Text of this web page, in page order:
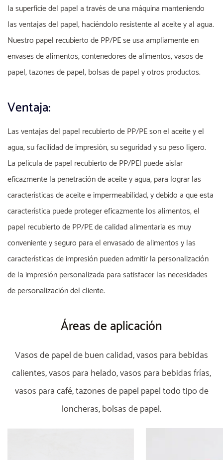
la superficie del papel a través de una máquina manteniendo
las ventajas del papel, haciéndolo resistente al aceite y al agua.
Nuestro papel recubierto de PP/PE se usa ampliamente en
envases de alimentos, contenedores de alimentos, vasos de
papel, tazones de papel, bolsas de papel y otros productos.
Ventaja:
Las ventajas del papel recubierto de PP/PE son el aceite y el
agua, su facilidad de impresión, su seguridad y su peso ligero.
La película de papel recubierto de PP/PEl puede aislar
eficazmente la penetración de aceite y agua, para lograr las
características de aceite e impermeabilidad, y debido a que esta
característica puede proteger eficazmente los alimentos, el
papel recubierto de PP/PE de calidad alimentaria es muy
conveniente y seguro para el envasado de alimentos y las
características de impresión pueden admitir la personalización
de la impresión personalizada para satisfacer las necesidades
de personalización del cliente.
Áreas de aplicación
Vasos de papel de buen calidad, vasos para bebidas
calientes, vasos para helado, vasos para bebidas frías,
vasos para café, tazones de papel papel todo tipo de
loncheras, bolsas de papel.